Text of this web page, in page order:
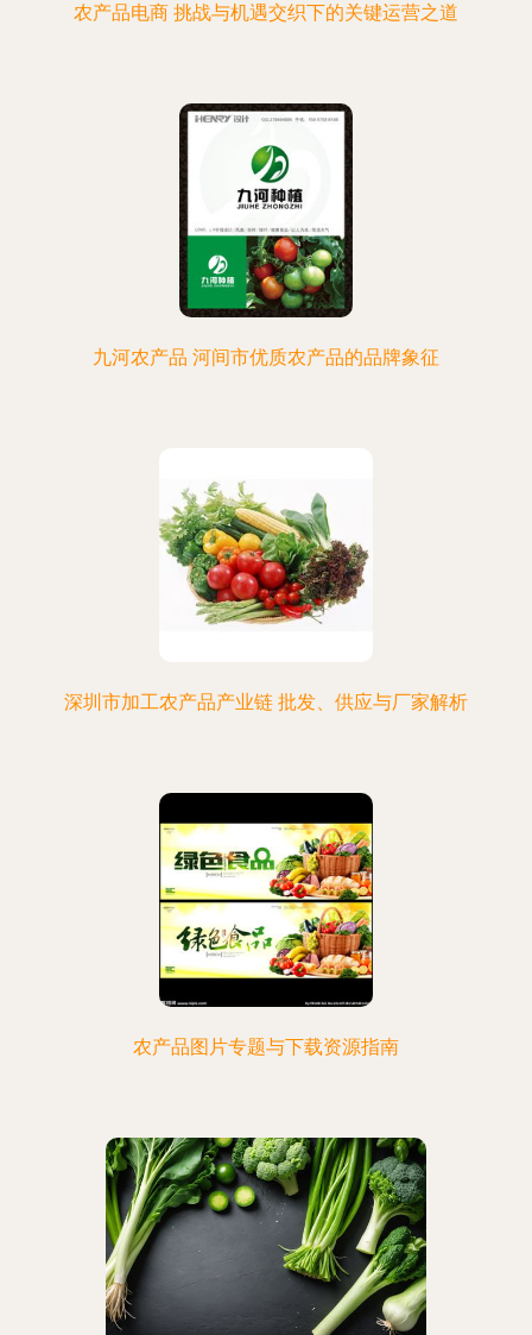
农产品电商 挑战与机遇交织下的关键运营之道
九河农产品 河间市优质农产品的品牌象征
深圳市加工农产品产业链 批发、供应与厂家解析
农产品图片专题与下载资源指南